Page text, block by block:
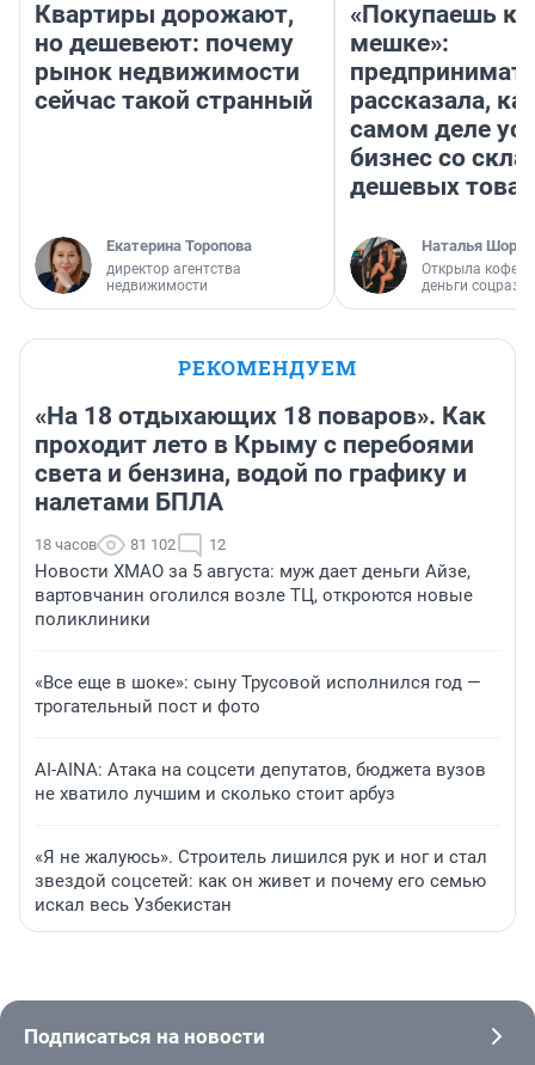
Квартиры дорожают,
но дешевеют: почему
рынок недвижимости
сейчас такой странный
Екатерина Торопова
директор агентства
недвижимости
«Покупаешь
мешке»:
рассказала,
самом деле
бизнес со
дешевых
Наталья
Открыла
деньги
РЕКОМЕНДУЕМ
«На 18 отдыхающих 18 поваров». Как
проходит лето в Крыму с перебоями
света и бензина, водой по графику и
налетами БПЛА
18 часов 81 102 12
Новости ХМАО за 5 августа: муж дает деньги Айзе,
вартовчанин оголился возле ТЦ, откроются новые
поликлиники
«Все еще в шоке»: сыну Трусовой исполнился год —
трогательный пост и фото
AI-AINA: Атака на соцсети депутатов, бюджета вузов
не хватило лучшим и сколько стоит арбуз
«Я не жалуюсь». Строитель лишился рук и ног и стал
звездой соцсетей: как он живет и почему его семью
искал весь Узбекистан
Подписаться на новости